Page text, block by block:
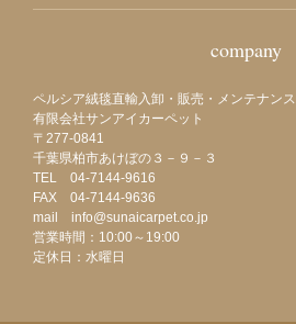
company
ペルシア絨毯直輸入卸・販売・メンテナンス
有限会社サンアイカーペット
〒277-0841
千葉県柏市あけぼの３－９－３
TEL 04-7144-9616
FAX 04-7144-9636
mail info@sunaicarpet.co.jp
営業時間：10:00～19:00
定休日：水曜日